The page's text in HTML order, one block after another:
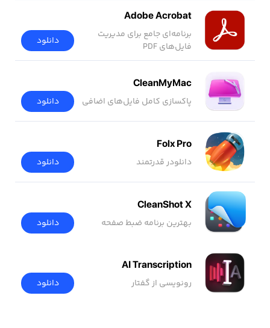
Adobe Acrobat
برنامه‌ای جامع برای مدیریت
فایل‌های PDF
دانلود
CleanMyMac
پاکسازی کامل فایل‌های اضافی دانلود
Folx Pro
دانلودر قدرتمند دانلود
CleanShot X
بهترین برنامه ضبط صفحه دانلود
AI Transcription
رونویسی از گفتار دانلود